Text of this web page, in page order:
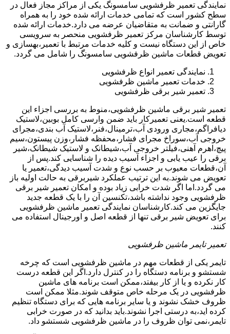
نمایندگی تعمیر ظرفشویی سامسونگ یکی از مراکز مجاز فعال در
سطح کشور است که تمامی خدمات ارائه شده خود را به همراه
گارانتی و ضمانت به متقاضیان عرضه می دارد.خدمات ارائه شده
توسط کارشناسان مرکز تعمیر ظرفشویی منحصر به سرویسی
خاص از این دستگاه نیست و کلیه خدمات مرتبط با تعمیر،بهسازی و
تعویض قطعات ماشین ظرفشویی سامسونگ را شامل می گردد.
نمایندگی تعمیر انواع ظرفشویی
خدمات تعمیر ماشین ظرفشویی
تعمیر شیر برقی ظرفشویی
تعمیر شیر برقی ماشین ظرفشویی،منوط به بررسی اجزاء این
قطعه است.یعنی تعمیرکار باید ضمن وارسی کامل بوبین،لاستیک
دیافراگم،مجاری ورودی آب،ترمینال،فنر،لاستیک آب بندی،مجرای
خروجی آب،سوراخ مجرای فشار،محفظه فشار،وزن پیستون،سیم
پیچ،اهرم آهنی،فیلتر خروجی آب،شیطانک و لاستیک شیطانک،شیر
برقی را عیب یابی و اجزاء آسیب دیده را شناسایی کند.پس از
آن،قطعات معیوب بر حسب نوع و شدت آسیب دیدگی،تعمیر یا
تعویض می شوند.به این ترتیب عملکرد شیربرقی به حالت اولیه باز
می گردد.اما اگر شدت خرابی زیاد بوده و امکان تعمیر شیر برقی
ظرفشویی وجود نداشته باشد،تکنسین آن را با یک قطعه جدید
جایگزین می کند.کارشناسان نمایندگی تعمیر ماشین ظرفشویی
برای تعویض شیر برقی تنها از قطعه اصل و اورجینال استفاده می
کنند.
تعمیر تایمر ماشین ظرفشویی
تایمر یکی از قطعات مهم در ماشین ظرفشویی است که چرخه
شستشو و برنامه دستگاه را در کنترل دارد.اگر این قطعه درست
کار نکرده و یا از کار بیفتد،ممکن است برنامه های ماشین
ظرفشویی در یک مرحله خاص متوقف شوند.مثلا ممکن است
ظروف خشک نشوند و یا سایر برنامه هایی که برای دستگاه تنظیم
کرده اید،به درستی اجرا نشوند.باید بدانید که در صورت خرابی
تایمر،نمی توان ظروف را در ماشین ظرفشویی شستشو داد.